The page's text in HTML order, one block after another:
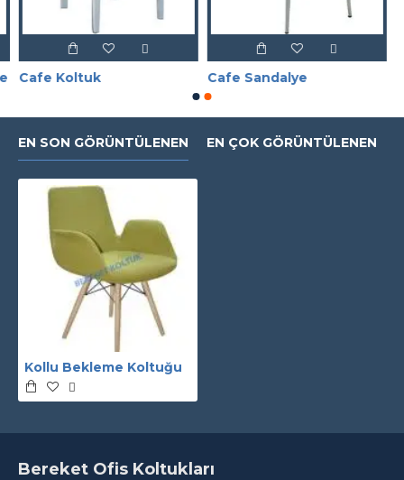
Cafe Koltuk Cafe Sandalye
EN SON GÖRÜNTÜLENEN EN ÇOK GÖRÜNTÜLENEN
Kollu Bekleme Koltuğu
Bereket Ofis Koltukları